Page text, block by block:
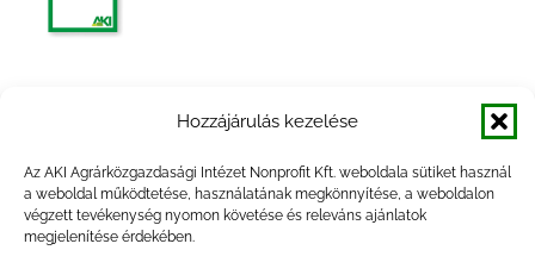
Hozzájárulás kezelése
Az AKI Agrárközgazdasági Intézet Nonprofit Kft. weboldala sütiket használ
a weboldal működtetése, használatának megkönnyítése, a weboldalon
végzett tevékenység nyomon követése és releváns ajánlatok
megjelenítése érdekében.
agrárbiztosítások hazai és nemzetközi
gyakorlata